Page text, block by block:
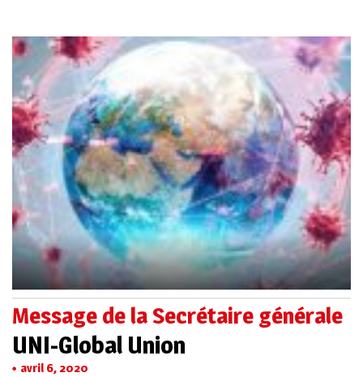
Message de la Secrétaire générale
UNI-Global Union
avril 6, 2020